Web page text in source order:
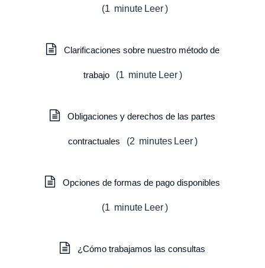
(1 minute Leer )
Clarificaciones sobre nuestro método de
trabajo (1 minute Leer )
Obligaciones y derechos de las partes
contractuales (2 minutes Leer )
Opciones de formas de pago disponibles
(1 minute Leer )
¿Cómo trabajamos las consultas